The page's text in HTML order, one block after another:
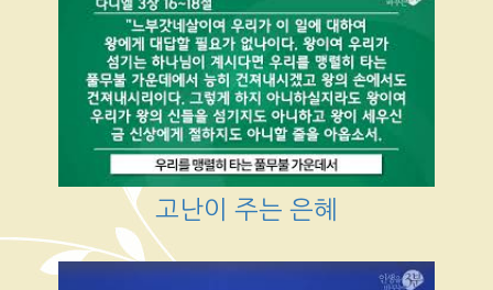
고난이 주는 은혜